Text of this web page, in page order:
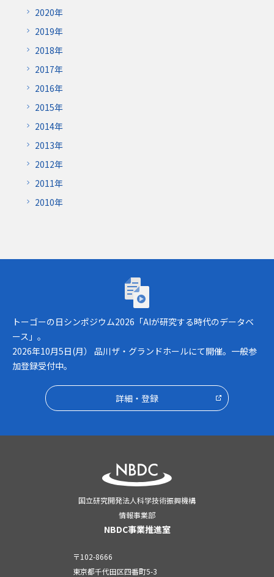
2020年
2019年
2018年
2017年
2016年
2015年
2014年
2013年
2012年
2011年
2010年
トーゴーの日シンポジウム2026「AIが研究
トーゴーの日シンポジウム2026「AIが研究する時代のデータベ
ース」。
2026年10月5日(月） 品川ザ・グランドホールにて開催。一般参
加登録受付中。
詳細・登録
国立研究開発法人科学技術振興機構
情報事業部
NBDC事業推進室
〒102-8666
東京都千代田区四番町5-3